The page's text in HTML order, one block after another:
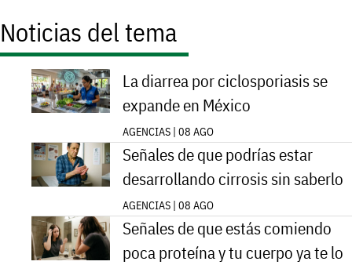
Noticias del tema
La diarrea por ciclosporiasis se
expande en México
AGENCIAS | 08 AGO
Señales de que podrías estar
desarrollando cirrosis sin saberlo
AGENCIAS | 08 AGO
Señales de que estás comiendo
poca proteína y tu cuerpo ya te lo